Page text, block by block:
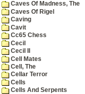
Caves Of Madness, The
Caves Of Rigel
Caving
Cavit
Cc65 Chess
Cecil
Cecil II
Cell Mates
Cell, The
Cellar Terror
Cells
Cells And Serpents